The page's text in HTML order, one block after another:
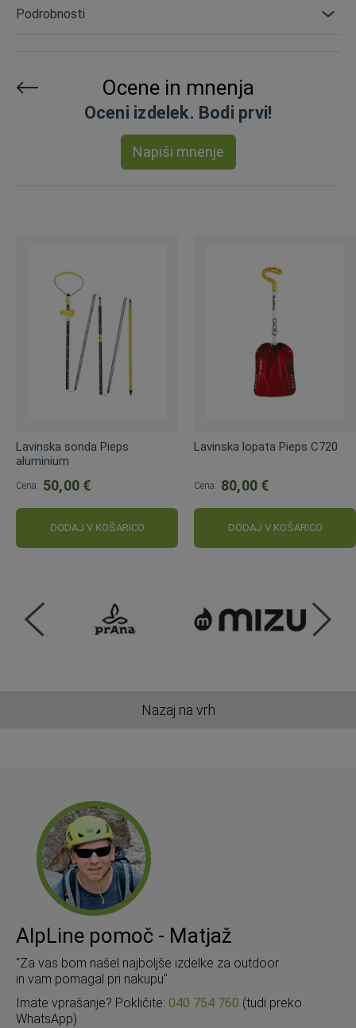
Podrobnosti
Ocene in mnenja
Oceni izdelek. Bodi prvi!
Napiši mnenje
Lavinska sonda Pieps
aluminium
Cena: 50,00 €
DODAJ V KOŠARICO
Lavinska lopata Pieps C720
Cena: 80,00 €
DODAJ V KOŠARICO
Nazaj na vrh
AlpLine pomoč - Matjaž
"Za vas bom našel najboljše izdelke za outdoor
in vam pomagal pri nakupu"
Imate vprašanje? Pokličite: 040 754 760 (tudi preko
WhatsApp)